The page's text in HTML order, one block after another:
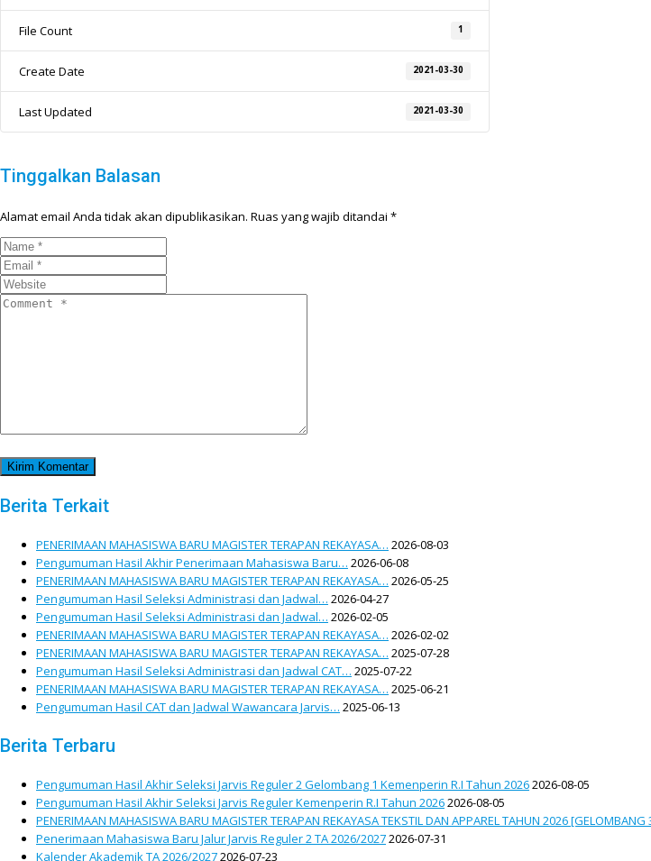
File Count 1
Create Date 2021-03-30
Last Updated 2021-03-30
Tinggalkan Balasan
Alamat email Anda tidak akan dipublikasikan. Ruas yang wajib ditandai *
Berita Terkait
PENERIMAAN MAHASISWA BARU MAGISTER TERAPAN REKAYASA… 2026-08-03
Pengumuman Hasil Akhir Penerimaan Mahasiswa Baru… 2026-06-08
PENERIMAAN MAHASISWA BARU MAGISTER TERAPAN REKAYASA… 2026-05-25
Pengumuman Hasil Seleksi Administrasi dan Jadwal… 2026-04-27
Pengumuman Hasil Seleksi Administrasi dan Jadwal… 2026-02-05
PENERIMAAN MAHASISWA BARU MAGISTER TERAPAN REKAYASA… 2026-02-02
PENERIMAAN MAHASISWA BARU MAGISTER TERAPAN REKAYASA… 2025-07-28
Pengumuman Hasil Seleksi Administrasi dan Jadwal CAT… 2025-07-22
PENERIMAAN MAHASISWA BARU MAGISTER TERAPAN REKAYASA… 2025-06-21
Pengumuman Hasil CAT dan Jadwal Wawancara Jarvis… 2025-06-13
Berita Terbaru
Pengumuman Hasil Akhir Seleksi Jarvis Reguler 2 Gelombang 1 Kemenperin R.I Tahun 20262026-08-05
Pengumuman Hasil Akhir Seleksi Jarvis Reguler Kemenperin R.I Tahun 20262026-08-05
PENERIMAAN MAHASISWA BARU MAGISTER TERAPAN REKAYASA TEKSTIL DAN APPAREL TAHUN 2026 [GELOMBANG
Penerimaan Mahasiswa Baru Jalur Jarvis Reguler 2 TA 2026/20272026-07-31
Kalender Akademik TA 2026/20272026-07-23